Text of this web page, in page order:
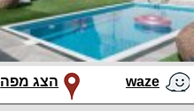
waze הצג מפה